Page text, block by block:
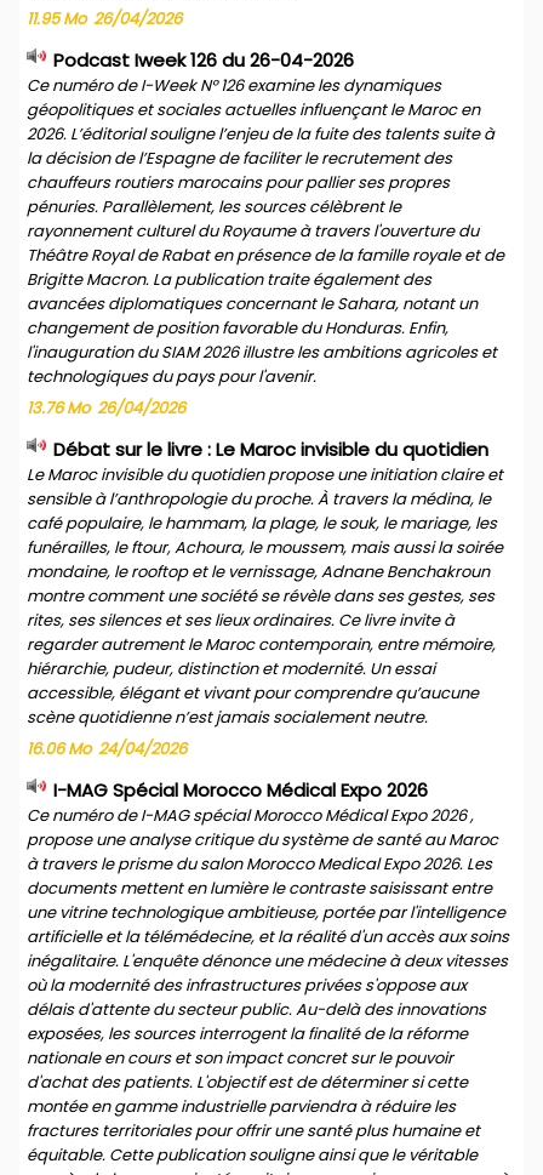
11.95 Mo 26/04/2026
Podcast Iweek 126 du 26-04-2026
Ce numéro de I-Week N° 126 examine les dynamiques
géopolitiques et sociales actuelles influençant le Maroc en
2026. L’éditorial souligne l’enjeu de la fuite des talents suite à
la décision de l’Espagne de faciliter le recrutement des
chauffeurs routiers marocains pour pallier ses propres
pénuries. Parallèlement, les sources célèbrent le
rayonnement culturel du Royaume à travers l'ouverture du
Théâtre Royal de Rabat en présence de la famille royale et de
Brigitte Macron. La publication traite également des
avancées diplomatiques concernant le Sahara, notant un
changement de position favorable du Honduras. Enfin,
l'inauguration du SIAM 2026 illustre les ambitions agricoles et
technologiques du pays pour l'avenir.
13.76 Mo 26/04/2026
Débat sur le livre : Le Maroc invisible du quotidien
Le Maroc invisible du quotidien propose une initiation claire et
sensible à l’anthropologie du proche. À travers la médina, le
café populaire, le hammam, la plage, le souk, le mariage, les
funérailles, le ftour, Achoura, le moussem, mais aussi la soirée
mondaine, le rooftop et le vernissage, Adnane Benchakroun
montre comment une société se révèle dans ses gestes, ses
rites, ses silences et ses lieux ordinaires. Ce livre invite à
regarder autrement le Maroc contemporain, entre mémoire,
hiérarchie, pudeur, distinction et modernité. Un essai
accessible, élégant et vivant pour comprendre qu’aucune
scène quotidienne n’est jamais socialement neutre.
16.06 Mo 24/04/2026
I-MAG Spécial Morocco Médical Expo 2026
Ce numéro de I-MAG spécial Morocco Médical Expo 2026 ,
propose une analyse critique du système de santé au Maroc
à travers le prisme du salon Morocco Medical Expo 2026. Les
documents mettent en lumière le contraste saisissant entre
une vitrine technologique ambitieuse, portée par l'intelligence
artificielle et la télémédecine, et la réalité d'un accès aux soins
inégalitaire. L'enquête dénonce une médecine à deux vitesses
où la modernité des infrastructures privées s'oppose aux
délais d'attente du secteur public. Au-delà des innovations
exposées, les sources interrogent la finalité de la réforme
nationale en cours et son impact concret sur le pouvoir
d'achat des patients. L'objectif est de déterminer si cette
montée en gamme industrielle parviendra à réduire les
fractures territoriales pour offrir une santé plus humaine et
équitable. Cette publication souligne ainsi que le véritable